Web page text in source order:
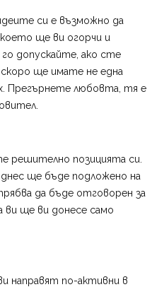
си е възможно да
ще ви огорчи и
допускайте, ако сте
ще имате не една
Прегърнете любовта, тя е
решително позицията си.
ще бъде подложено на
да бъде отговорен за
ще ви донесе само
направят по-активни в